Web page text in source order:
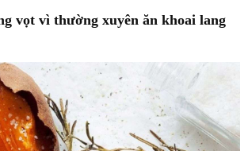
vọt vì thường xuyên ăn khoai lang